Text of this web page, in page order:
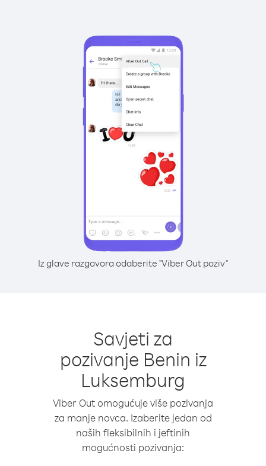
Iz glave razgovora odaberite "Viber Out poziv"
Savjeti za
pozivanje Benin iz
Luksemburg
Viber Out omogućuje više pozivanja
za manje novca. Izaberite jedan od
naših fleksibilnih i jeftinih
mogućnosti pozivanja: